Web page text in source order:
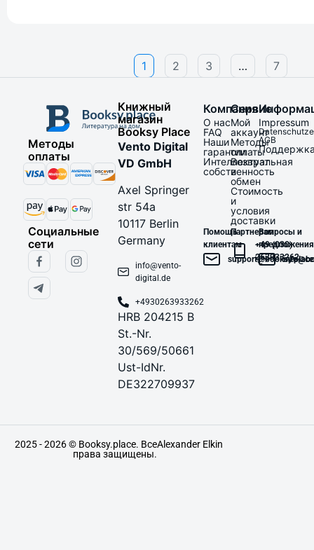
1 2 3 … 7
Методы
оплаты
Социальные
сети
Книжный
магазин
Booksy Place
Vento Digital
VD GmbH
Axel Springer
str 54a
10117 Berlin
Germany
info@vento-
digital.de
+4930263933262
HRB 204215 B
St.-Nr.
30/569/50661
Ust-IdNr.
DE322709937
Компания
О нас
FAQ
Наши
гарантии
Интеллектуальная
собственность
Сервис
Мой
аккаунт
Методы
оплаты
Возврат
и
обмен
Стоимость
и
условия
доставки
Impressum
AGB
Помощь
клиентам
support@booksy.place
Партнерам
+49 (030)
263933262
Вопросы и
предложения
Alexander Elkin
2025 - 2026 © Booksy.place. Все
права защищены.